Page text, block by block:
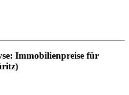
Immobilienpreise für